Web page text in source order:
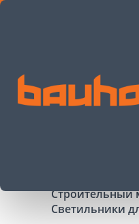
HÕÕGLAMP TAIMEDELE
Строительный
Светильники